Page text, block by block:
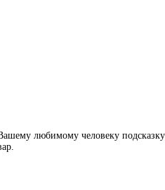
любимому человеку подсказку